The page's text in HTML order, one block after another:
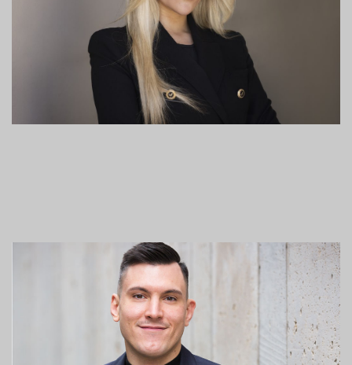
Pia Rudolph
Active Sourcer
Charlie Heyser